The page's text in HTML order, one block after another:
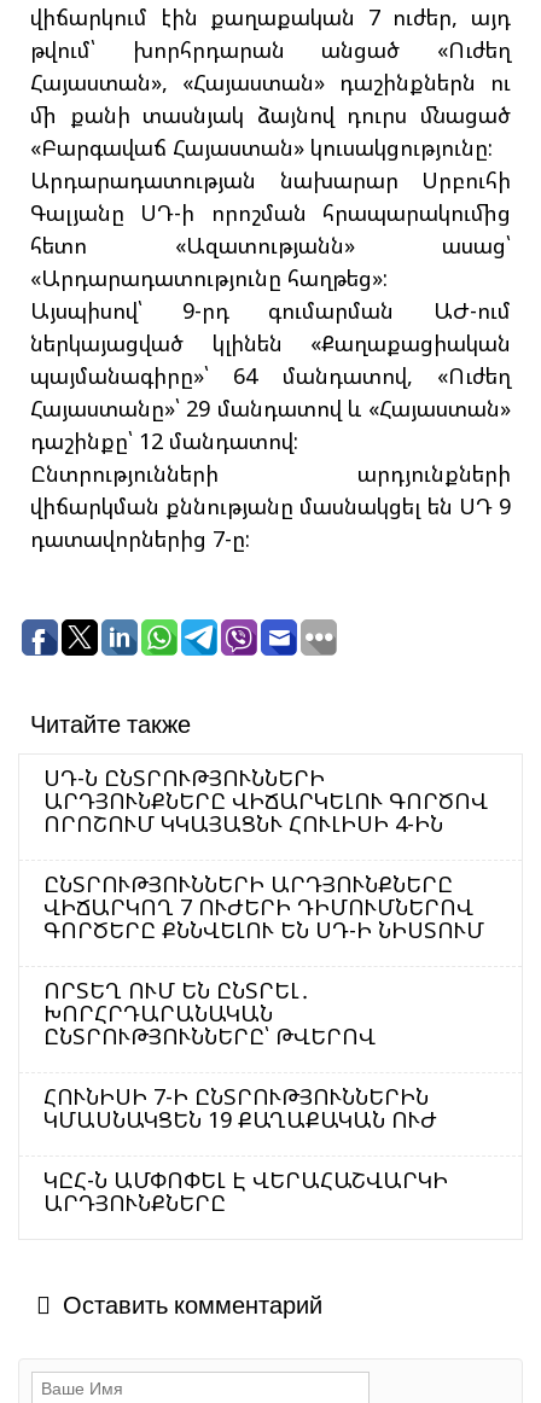
վիճարկում էին քաղաքական 7 ուժեր, այդ
թվում՝ խորհրդարան անցած «Ուժեղ
Հայաստան», «Հայաստան» դաշինքներն ու
մի քանի տասնյակ ձայնով դուրս մնացած
«Բարգավաճ Հայաստան» կուսակցությունը:
Արդարադատության նախարար Սրբուհի
Գալյանը ՍԴ-ի որոշման հրապարակումից
հետո «Ազատությանն» ասաց՝
«Արդարադատությունը հաղթեց»:
Այսպիսով՝ 9-րդ գումարման ԱԺ-ում
ներկայացված կլինեն «Քաղաքացիական
պայմանագիրը»՝ 64 մանդատով, «Ուժեղ
Հայաստանը»՝ 29 մանդատով և «Հայաստան»
դաշինքը՝ 12 մանդատով:
Ընտրությունների արդյունքների
վիճարկման քննությանը մասնակցել են ՍԴ 9
դատավորներից 7-ը:
Читайте также
ՍԴ-Ն ԸՆՏՐՈՒԹՅՈՒՆՆԵՐԻ
ԱՐԴՅՈՒՆՔՆԵՐԸ ՎԻՃԱՐԿԵԼՈՒ ԳՈՐԾՈՎ
ՈՐՈՇՈՒՄ ԿԿԱՅԱՑՆՒ ՀՈՒԼԻՍԻ 4-ԻՆ
ԸՆՏՐՈՒԹՅՈՒՆՆԵՐԻ ԱՐԴՅՈՒՆՔՆԵՐԸ
ՎԻՃԱՐԿՈՂ 7 ՈՒԺԵՐԻ ԴԻՄՈՒՄՆԵՐՈՎ
ԳՈՐԾԵՐԸ ՔՆՆՎԵԼՈՒ ԵՆ ՍԴ-Ի ՆԻՍՏՈՒՄ
ՈՐՏԵՂ ՈՒՄ ԵՆ ԸՆՏՐԵԼ․
ԽՈՐՀՐԴԱՐԱՆԱԿԱՆ
ԸՆՏՐՈՒԹՅՈՒՆՆԵՐԸ՝ ԹՎԵՐՈՎ
ՀՈՒՆԻՍԻ 7-Ի ԸՆՏՐՈՒԹՅՈՒՆՆԵՐԻՆ
ԿՄԱՍՆԱԿՑԵՆ 19 ՔԱՂԱՔԱԿԱՆ ՈՒԺ
ԿԸՀ-Ն ԱՄՓՈՓԵԼ Է ՎԵՐԱՀԱՇՎԱՐԿԻ
ԱՐԴՅՈՒՆՔՆԵՐԸ
Оставить комментарий